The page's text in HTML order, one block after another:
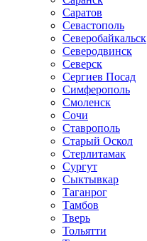
Саратов
Севастополь
Северобайкальск
Северодвинск
Северск
Сергиев Посад
Симферополь
Смоленск
Сочи
Ставрополь
Старый Оскол
Стерлитамак
Сургут
Сыктывкар
Таганрог
Тамбов
Тверь
Тольятти